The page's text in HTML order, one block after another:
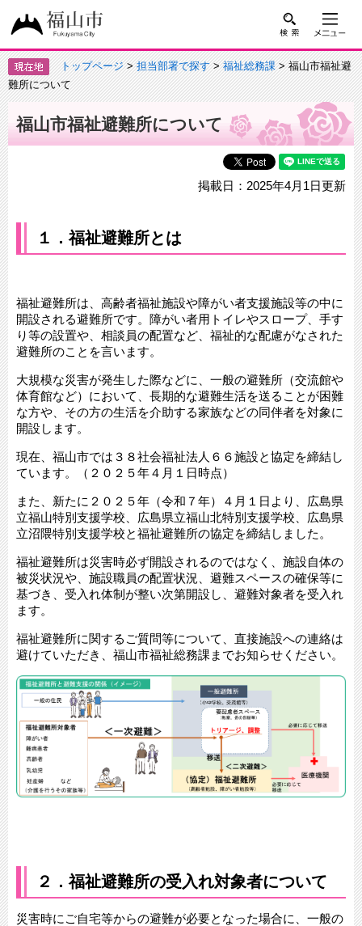
トップページ>担当部署で探す>福祉総務課> 福山市福祉避
難所について
福山市福祉避難所について
掲載日：2025年4月1日更新
１．福祉避難所とは
福祉避難所は、高齢者福祉施設や障がい者支援施設等の中に
開設される避難所です。障がい者用トイレやスロープ、手す
り等の設置や、相談員の配置など、福祉的な配慮がなされた
避難所のことを言います。
大規模な災害が発生した際などに、一般の避難所（交流館や
体育館など）において、長期的な避難生活を送ることが困難
な方や、その方の生活を介助する家族などの同伴者を対象に
開設します。
現在、福山市では３８社会福祉法人６６施設と協定を締結し
ています。（２０２５年４月１日時点）
また、新たに２０２５年（令和７年）４月１日より、広島県
立福山特別支援学校、広島県立福山北特別支援学校、広島県
立沼隈特別支援学校と福祉避難所の協定を締結しました。
福祉避難所は災害時必ず開設されるのではなく、施設自体の
被災状況や、施設職員の配置状況、避難スペースの確保等に
基づき、受入れ体制が整い次第開設し、避難対象者を受入れ
ます。
福祉避難所に関するご質問等について、直接施設への連絡は
避けていただき、福山市福祉総務課までお知らせください。
２．福祉避難所の受入れ対象者について
災害時にご自宅等からの避難が必要となった場合に、一般の